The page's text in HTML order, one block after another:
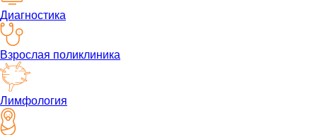
Диагностика
Взрослая поликлиника
Лимфология